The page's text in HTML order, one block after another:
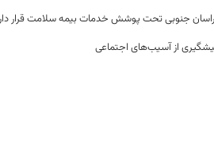
از آسیب‌های اجتماعی